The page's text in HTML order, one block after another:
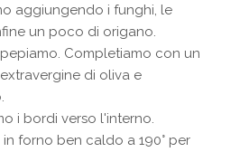
aggiungendo i funghi, le
un poco di origano.
Completiamo con un
di oliva e
i bordi verso l'interno.
forno ben caldo a 190° per